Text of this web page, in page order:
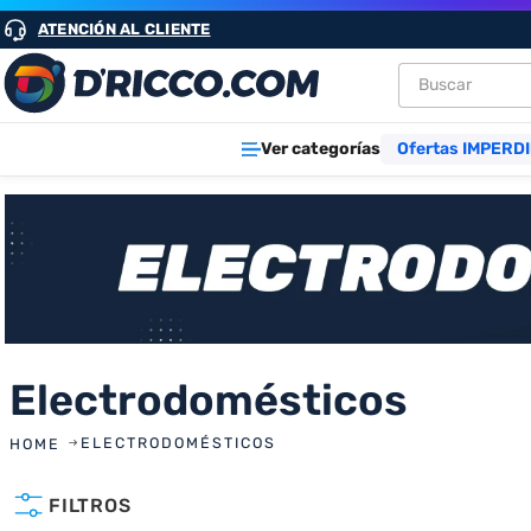
ATENCIÓN AL CLIENTE
Buscar
Ver categorías Ofertas
Electrodomésticos
ELECTRODOMÉSTICOS
FILTROS
TÉRMINOS
1. heladeras
. lavarropas
5.